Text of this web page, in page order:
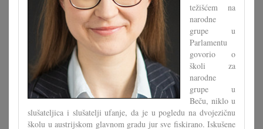
težišćem na
narodne
grupe u
Parlamentu
govorio o
školi za
narodne
grupe u
Beču, niklo u
slušateljica i slušatelji ufanje, da je u pogledu na dvojezičnu
školu u austrijskom glavnom gradu jur sve fiskirano. Iskušene